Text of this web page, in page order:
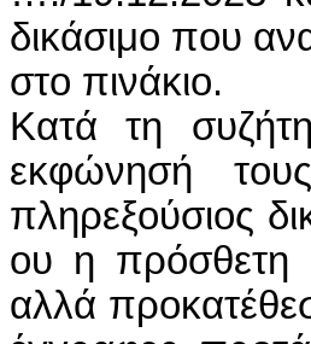
δικάσιμο που
στο πινάκιο.
Κατά τη
εκφώνησή
πληρεξούσιος
ου η πρόσθετη
αλλά